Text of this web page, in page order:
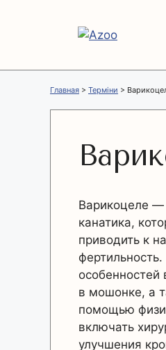
Главная > Терміни >
Варикоцеле —
канатика,
приводить к
в мошонке, а
помощью
включать
улучшения